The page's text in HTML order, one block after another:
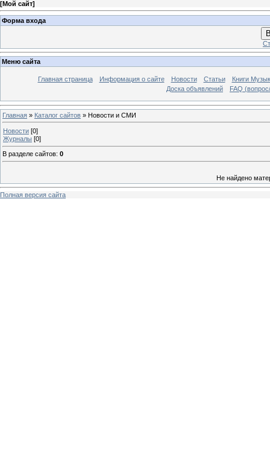
[Мой сайт]
Форма входа
Меню сайта
Главная страница Информация о сайте Новости Статьи
Книги
Доска объявлений
FAQ
Главная » Каталог сайтов » Новости и СМИ
Новости [0]
Журналы [0]
В разделе сайтов: 0
Не найдено
Полная версия сайта